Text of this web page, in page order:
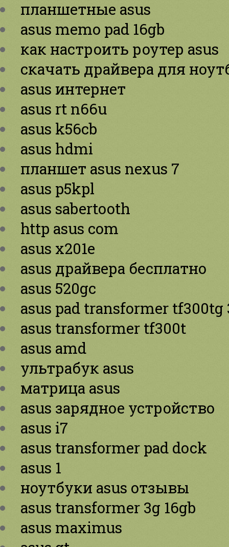
планшетные asus
asus memo pad 16gb
как настроить роутер asus
скачать драйвера для
asus интернет
asus rt n66u
asus k56cb
asus hdmi
планшет asus nexus 7
asus p5kpl
asus sabertooth
http asus com
asus x201e
asus драйвера бесплатно
asus 520gc
asus pad transformer tf300tg
asus transformer tf300t
asus amd
ультрабук asus
матрица asus
asus зарядное устройство
asus i7
asus transformer pad dock
asus 1
ноутбуки asus отзывы
asus transformer 3g 16gb
asus maximus